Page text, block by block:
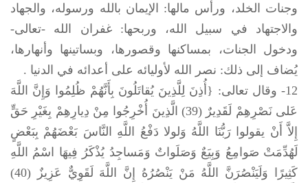
وجنات الخلد، ورأس مالها: الإيمان بالله ورسوله، والجهاد
والاجتهاد في سبيل الله، وربحها: غفران الله -تعالى-
ودخول الجنات، بمساكنها وقصورها، وبساتينها وأنهارها،
يُضاف إلى ذلك: نصر الله لأوليائه على أعدائه في الدنيا .
12- وقال تعالى: {أُذِنَ لِلَّذِينَ يُقاتَلُونَ بِأَنَّهُمْ ظُلِمُوا وَإِنَّ اللَّهَ
عَلى نَصْرِهِمْ لَقَدِيرٌ (39) الَّذِينَ أُخْرِجُوا مِنْ دِيارِهِمْ بِغَيْرِ حَقٍّ
إِلاَّ أَنْ يقولوا رَبُّنَا اللَّهُ وَلولا دَفْعُ اللَّهِ النَّاسَ بَعْضَهُمْ بِبَعْضٍ
لَهُدِّمَتْ صَوامِعُ وَبِيَعٌ وَصَلَواتٌ وَمَساجِدُ يُذْكَرُ فِيهَا اسْمُ اللَّهِ
كَثِيرًا وَلَيَنْصُرَنَّ اللَّهُ مَنْ يَنْصُرُهُ إِنَّ اللَّهَ لَقَوِيٌّ عَزِيزٌ (40)